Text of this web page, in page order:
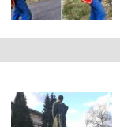
4